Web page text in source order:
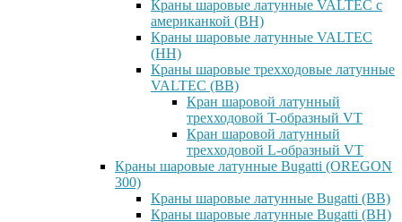
Краны шаровые латунные VALTEC с
американкой (ВН)
Краны шаровые латунные VALTEC
(НН)
Краны шаровые трехходовые латунные
VALTEC (ВВ)
Кран шаровой латунный
трехходовой T-образный VT
Кран шаровой латунный
трехходовой L-образный VT
Краны шаровые латунные Bugatti (OREGON
300)
Краны шаровые латунные Bugatti (ВВ)
Краны шаровые латунные Bugatti (ВН)